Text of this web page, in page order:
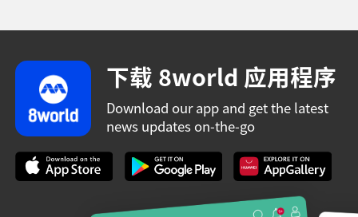
下载 8world 应用程序
Download our app and get the latest
news updates on-the-go